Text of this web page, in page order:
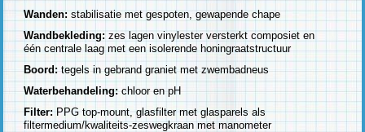
Wanden:stabilisatie met gespoten, gewapende chape
Wandbekleding: zes lagen vinylester versterkt composiet en
één centrale laag met een isolerende honingraatstructuur
Boord: tegels in gebrand graniet met zwembadneus
Waterbehandeling:chloor en pH
Filter: PPG top-mount, glasfilter met glasparels als
filtermedium/kwaliteits-zeswegkraan met manometer